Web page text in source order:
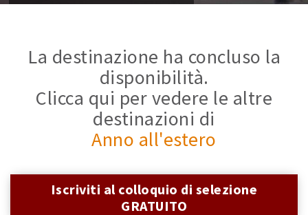
La destinazione ha concluso la
disponibilità.
Clicca qui per vedere le altre
destinazioni di
Anno all'estero
Iscriviti al colloquio di selezione
GRATUITO